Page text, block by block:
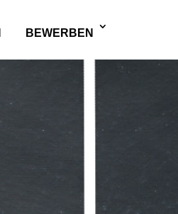
BEWERBEN